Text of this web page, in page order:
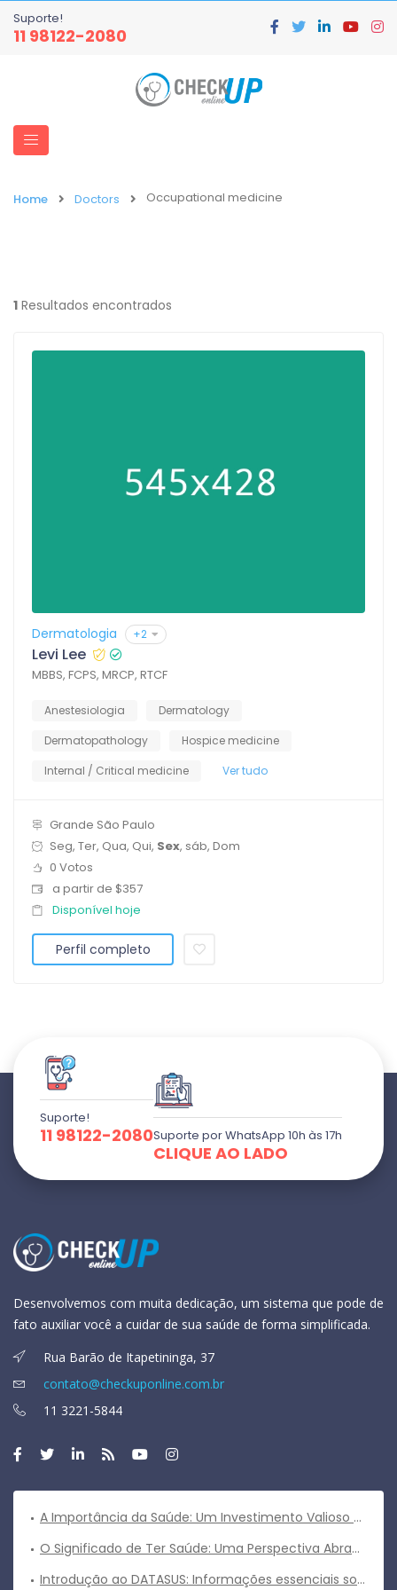
Suporte!
11 98122-2080
Home Doctors Occupational medicine
1 Resultados encontrados
Dermatologia +2
Levi Lee
MBBS, FCPS, MRCP, RTCF
Anestesiologia
Dermatology
Dermatopathology
Hospice medicine
Internal / Critical medicine
Ver tudo
Grande São Paulo
Seg, Ter, Qua, Qui, Sex, sáb, Dom
0 Votos
a partir de $357
Disponível hoje
Perfil completo
Suporte!
11 98122-2080Suporte por WhatsApp 10h às 17h
CLIQUE AO LADO
Desenvolvemos com muita dedicação, um sistema que pode de
fato auxiliar você a cuidar de sua saúde de forma simplificada.
Rua Barão de Itapetininga, 37
contato@checkuponline.com.br
11 3221-5844
A Importância da Saúde: Um Investimento Valioso para uma Vida Plena
O Significado de Ter Saúde: Uma Perspectiva Abrangente
Introdução ao DATASUS: Informações essenciais sobre o sistema de informações em saúde do Brasil